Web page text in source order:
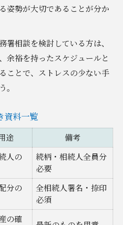
姿勢が大切であることが分か
署相談を検討している方は、
余裕を持ったスケジュールと
ことで、ストレスの少ない手
資料一覧
途
備考
人の
続柄・相続人全員分
必要
分の
全相続人署名・捺印
必須
の確